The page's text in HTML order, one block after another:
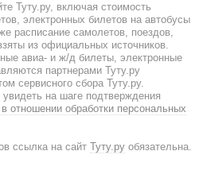
Туту.ру, включая стоимость
электронных билетов на автобусы
расписание самолетов, поездов,
из официальных источников.
авиа- и ж/д билеты, электронные
партнерами Туту.ру
сервисного сбора Туту.ру.
на шаге подтверждения
отношении обработки персональных
ссылка на сайт Туту.ру обязательна.